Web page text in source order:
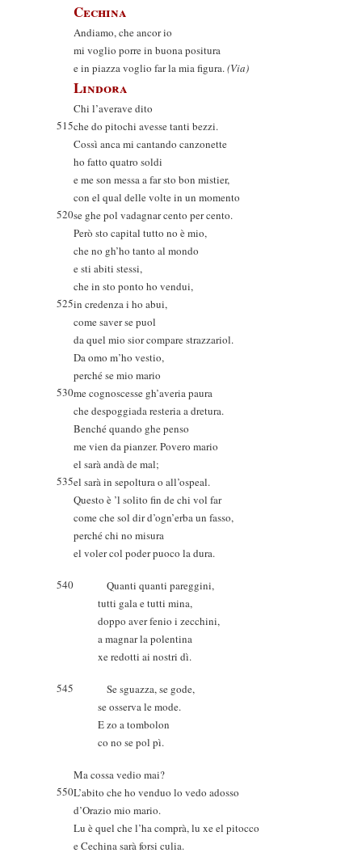
Cechina
Andiamo, che ancor io
mi voglio porre in buona positura
e in piazza voglio far la mia figura.(Via)
Lindora
Chi l’averave dito
515che do pitochi avesse tanti bezzi.
Cossì anca mi cantando canzonette
ho fatto quatro soldi
e me son messa a far sto bon mistier,
con el qual delle volte in un momento
520se ghe pol vadagnar cento per cento.
Però sto capital tutto no è mio,
che no gh’ho tanto al mondo
e sti abiti stessi,
che in sto ponto ho vendui,
525in credenza i ho abui,
come saver se puol
da quel mio sior compare strazzariol.
Da omo m’ho vestio,
perché se mio mario
530me cognoscesse gh’averia paura
che despoggiada resteria a dretura.
Benché quando ghe penso
me vien da pianzer. Povero mario
el sarà andà de mal;
535el sarà in sepoltura o all’ospeal.
Questo è ’l solito fin de chi vol far
come che sol dir d’ogn’erba un fasso,
perché chi no misura
el voler col poder puoco la dura.
540
Quanti quanti pareggini,
tutti gala e tutti mina,
doppo aver fenio i zecchini,
a magnar la polentina
xe redotti ai nostri dì.
545
Se sguazza, se gode,
se osserva le mode.
E zo a tombolon
co no se pol pì.
Ma cossa vedio mai?
550L’abito che ho venduo lo vedo adosso
d’Orazio mio mario.
Lu è quel che l’ha comprà, lu xe el pitocco
e Cechina sarà forsi culia.